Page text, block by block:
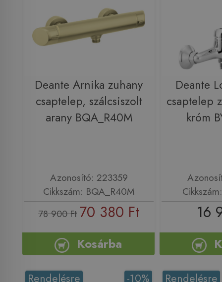
Deante Arnika zuhany
csaptelep, szálcsiszolt
arany BQA_R40M
Azonosító: 223359
Cikkszám: BQA_R40M
78 900 Ft 70 380 Ft
Kosárba
Deante
csaptelep
króm
16
-10%
Rendelésre Rendelésre